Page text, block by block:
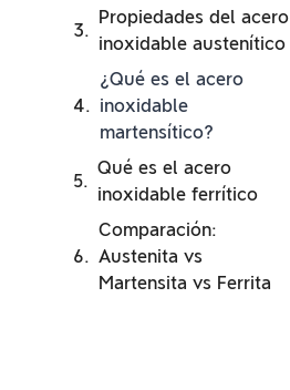
Propiedades del acero
inoxidable austenítico
¿Qué es el acero
inoxidable
martensítico?
Qué es el acero
inoxidable ferrítico
Comparación:
Austenita vs
Martensita vs Ferrita